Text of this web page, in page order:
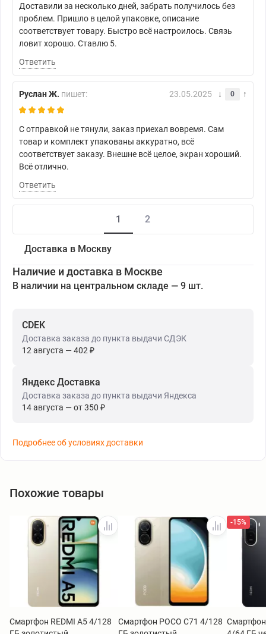
Доставили за несколько дней, забрать получилось без
проблем. Пришло в целой упаковке, описание
соответствует товару. Быстро всё настроилось. Связь
ловит хорошо. Ставлю 5.
Ответить
Руслан Ж. пишет: 23.05.2025 0
С отправкой не тянули, заказ приехал вовремя. Сам
товар и комплект упакованы аккуратно, всё
соответствует заказу. Внешне всё целое, экран хороший.
Всё отлично.
Ответить
1 2
Доставка в Москву
Наличие и доставка в Москве
В наличии на центральном складе — 9 шт.
CDEK
Доставка заказа до пункта выдачи СДЭК
12 августа — 402 ₽
Яндекс Доставка
Доставка заказа до пункта выдачи Яндекса
14 августа — от 350 ₽
Подробнее об условиях доставки
Похожие товары
Смартфон REDMI A5 4/128
Смартфон POCO C71 4/128
-15%
Смартфон